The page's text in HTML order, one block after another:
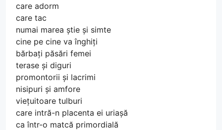
care adorm
care tac
numai marea știe și simte
cine pe cine va înghiți
bărbați păsări femei
terase și diguri
promontorii și lacrimi
nisipuri și amfore
viețuitoare tulburi
care intră-n placenta ei uriașă
ca într-o matcă primordială